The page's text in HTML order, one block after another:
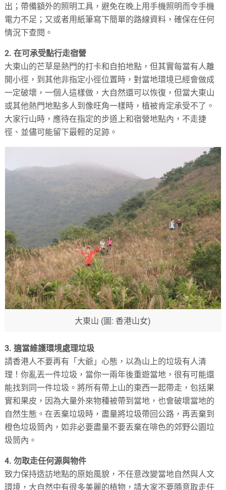
出；帶備額外的照明工具，避免在晚上用手機照明而令手機
電力不足；又或者用紙筆寫下簡單的路線資料，確保在任何
情況下查閱。
2. 在可承受點行走宿營
大東山的芒草是熱門的打卡和自拍地點，但其實每當有人離
開小徑，到其他非指定小徑位置時，對當地環境已經會做成
一定破壞，一個人這樣做，大自然還可以恢復，但當大東山
或其他熱門地點多人到像旺角一樣時，植被肯定承受不了。
大家行山時，應待在指定的步道上和宿營地點內，不走捷
徑、並儘可能留下最輕的足跡。
大東山 (圖: 香港山女)
3. 適當維護環境處理垃圾
請香港人不要再有「大爺」心態，以為山上的垃圾有人清
理！你亂丟一件垃圾，當你一兩年後重遊當地，很有可能還
能找到同一件垃圾。將所有帶上山的東西一起帶走，包括果
實和果皮，因為大量外來物種被帶到當地，也會破壞當地的
自然生態。在丟棄垃圾時，盡量將垃圾帶回公路，再丟棄到
橙色垃圾筒內，如非必要盡量不要丟棄在啡色的郊野公園垃
圾筒內。
4. 勿取走任何源與物件
致力保持造訪地點的原始風貌，不任意改變當地自然與人文
環境，大自然中有很多美麗的植物，請大家不要隨意取走任